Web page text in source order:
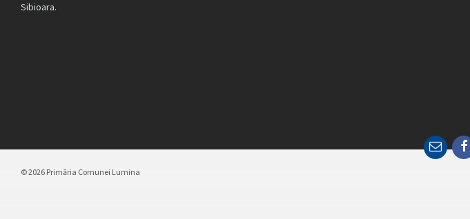
Sibioara.
Email
© 2026 Primăria Comunei Lumina